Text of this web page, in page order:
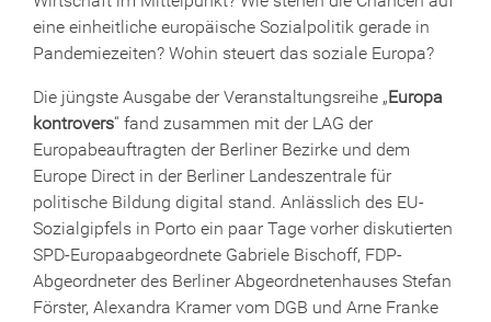
eine einheitliche europäische Sozialpolitik gerade in
Pandemiezeiten? Wohin steuert das soziale Europa?
Die jüngste Ausgabe der Veranstaltungsreihe „Europa
kontrovers“ fand zusammen mit der LAG der
Europabeauftragten der Berliner Bezirke und dem
Europe Direct in der Berliner Landeszentrale für
politische Bildung digital stand. Anlässlich des EU-
Sozialgipfels in Porto ein paar Tage vorher diskutierten
SPD-Europaabgeordnete Gabriele Bischoff, FDP-
Abgeordneter des Berliner Abgeordnetenhauses Stefan
Förster, Alexandra Kramer vom DGB und Arne Franke